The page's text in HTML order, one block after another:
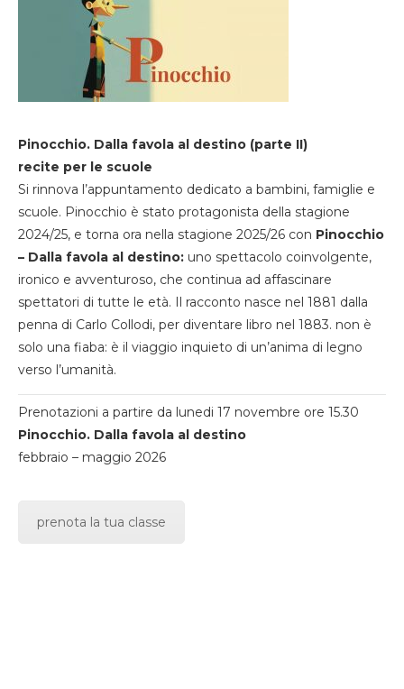
Pinocchio. Dalla favola al destino (parte II)
recite per le scuole
Si rinnova l’appuntamento dedicato a bambini, famiglie e
scuole. Pinocchio è stato protagonista della stagione
2024/25, e torna ora nella stagione 2025/26 con Pinocchio
– Dalla favola al destino: uno spettacolo coinvolgente,
ironico e avventuroso, che continua ad affascinare
spettatori di tutte le età. Il racconto nasce nel 1881 dalla
penna di Carlo Collodi, per diventare libro nel 1883. non è
solo una fiaba: è il viaggio inquieto di un’anima di legno
verso l’umanità.
Prenotazioni a partire da lunedi 17 novembre ore 15.30
Pinocchio. Dalla favola al destino
febbraio – maggio 2026
prenota la tua classe